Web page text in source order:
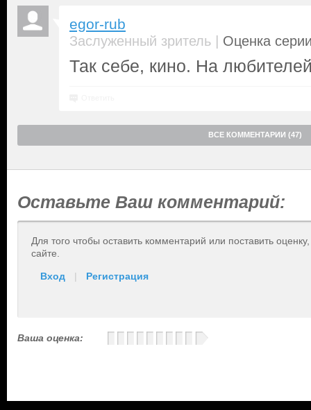
egor-rub
Заслуженный зритель | Оценка
Так себе, кино. На
ВСЕ КОММЕНТАРИИ (47)
Оставьте Ваш комментарий:
Для того чтобы оставить комментарий или поставить
сайте.
Вход | Регистрация
Ваша оценка: